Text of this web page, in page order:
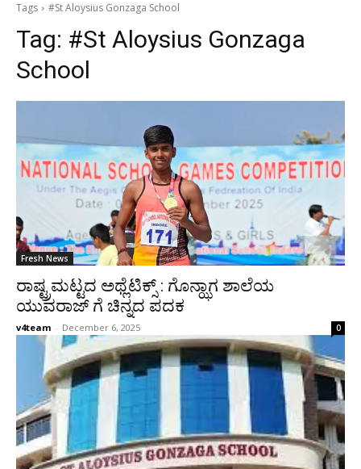
Tags #St Aloysius Gonzaga School
Tag: #St Aloysius Gonzaga
School
Fresh News
ರಾಷ್ಟ್ರಮಟ್ಟದ ಅಥ್ಲೆಟಿಕ್ಸ್ : ಗೊನ್ಝಾಗ ಶಾಲೆಯ
ಯುವರಾಜ್ ಗೆ ಚಿನ್ನದ ಪದಕ
v4team - December 6, 2025 0